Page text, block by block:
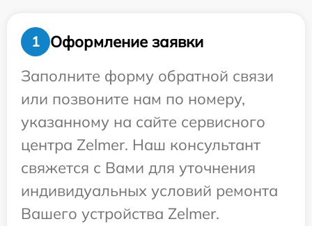
1
Оформление заявки
Заполните форму обратной связи
или позвоните нам по номеру,
указанному на сайте сервисного
центра Zelmer. Наш консультант
свяжется с Вами для уточнения
индивидуальных условий ремонта
Вашего устройства Zelmer.